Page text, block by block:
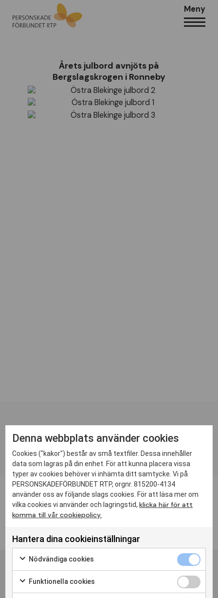
Meny
Årets julbord avnjöts på
Bergslagskrogen i Ronneby
Denna webbplats använder cookies
Cookies ("kakor") består av små textfiler. Dessa innehåller
data som lagras på din enhet. För att kunna placera vissa
typer av cookies behöver vi inhämta ditt samtycke. Vi på
PERSONSKADEFÖRBUNDET RTP, orgnr. 815200-4134
använder oss av följande slags cookies. För att läsa mer om
vilka cookies vi använder och lagringstid,klicka här för att
komma till vår cookiepolicy.
Hantera dina cookieinställningar
Nödvändiga cookies
Funktionella cookies